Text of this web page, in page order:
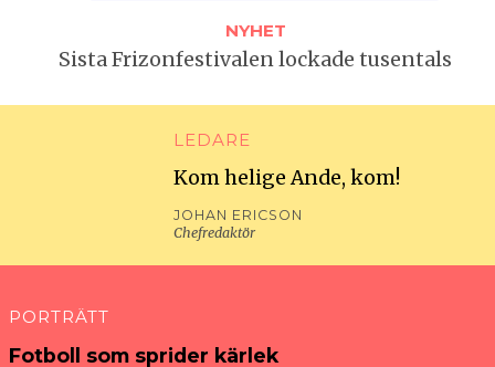
NYHET
Sista Frizon­festivalen lockade tusentals
LEDARE
Kom helige Ande, kom!
JOHAN ERICSON
Chefredaktör
PORTRÄTT
Fotboll som sprider kärlek